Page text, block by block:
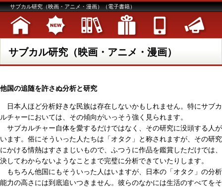
サブカル研究（映画・アニメ・漫画）（電子書籍）
サブカル研究（映画・アニメ・漫画）
他国の追随を許さぬ分析と研究
日本人ほど分析好きな民族は存在しないかもしれません。特にサブカ
ルチャーにおいては、その傾向がいっそう強く見られます。
サブカルチャー自体を愛するだけではなく、その研究に没頭する人が
います。俗にそういった人たちは「オタク」と称されますが、その研究
にかける情熱はすさまじいもので、ふつうに作品を鑑賞しただけでは、
決してわからないようなことまで完璧に分析できていたりします。
もちろん他国にもそういった人はいますが、日本の「オタク」の分析
能力の高さには到底追いつきません。彼らのなかには生活のすべてをそ